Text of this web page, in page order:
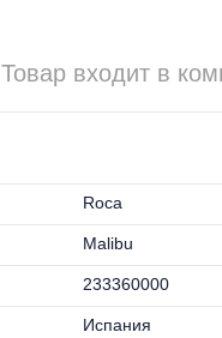
Товар входит в
Roca
Malibu
233360000
Испания